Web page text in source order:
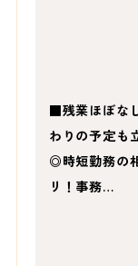
■残業ほぼな
わりの予定も
◎時短勤務の
リ！事務…